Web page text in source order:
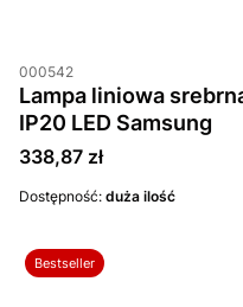
000542
Lampa liniowa
IP20 LED Samsung
Cena
338,87 zł
Dostępność: duża ilość
Bestseller